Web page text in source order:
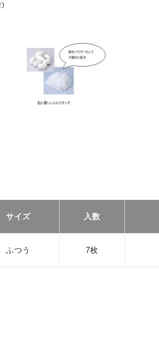
)
サイズ 入数
ふつう 7枚